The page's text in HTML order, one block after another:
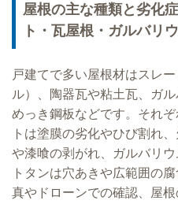
屋根の主な種類と劣化
ト・瓦屋根・ガルバリ
戸建てで多い屋根材はスレ
ル）、陶器瓦や粘土瓦、ガ
めっき鋼板などです。それ
トは塗膜の劣化やひび割れ
や漆喰の剥がれ、ガルバリ
トタンは穴あきや広範囲の
真やドローンでの確認、屋